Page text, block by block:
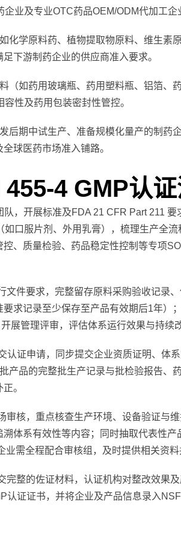
业及专业OTC药品OEM/ODM代加工企
化学原料药、植物提取物原料、维生素
下游制药企业的供应商准入要求。
（如药用玻璃瓶、药用塑料瓶、铝箔、
性及药用包装密封性管控。
后期中试生产、准备规模化量产的制药
球医药市场准入铺路。
4 GMP认
，开展标准及FDA 21 CFR Part 211
口服片剂、外用乳膏），梳理生产全
、质量检验、药品稳定性控制等专项
文件要求，完整留存原料采购验收记录
求记录至少保存至产品有效期后1年）
展管理评审，评估体系运行效果与持续
认证申请，同步提交企业资质证明、体
产品的完整批生产记录与批检验报告、
。
审核，重点核查生产环境、设备验证与
体系有效性等内容；同时抽取代表性
需全程配合审核组，及时提供相关资料
完整的佐证材料，认证机构对整改效果
证证书，并将企业及产品信息录入